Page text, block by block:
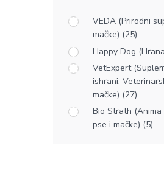
VEDA (Prirodni
mačke) (25)
Happy Dog
VetExpert
ishrani,
mačke) (27)
Bio Strath (Anima
pse i mačke) (5)